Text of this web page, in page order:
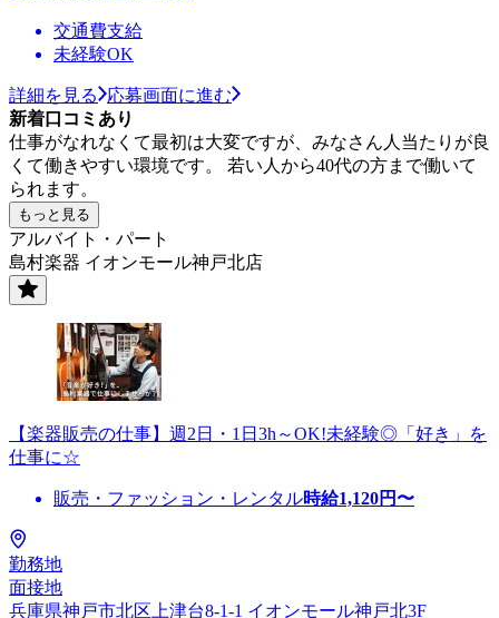
交通費支給
未経験OK
詳細を見る
応募画面に進む
新着口コミあり
仕事がなれなくて最初は大変ですが、みなさん人当たりが良
くて働きやすい環境です。 若い人から40代の方まで働いて
られます。
もっと見る
アルバイト・パート
島村楽器 イオンモール神戸北店
【楽器販売の仕事】週2日・1日3h～OK!未経験◎「好き」を
仕事に☆
販売・ファッション・レンタル時給1,120円〜
勤務地
面接地
兵庫県神戸市北区上津台8-1-1 イオンモール神戸北3F